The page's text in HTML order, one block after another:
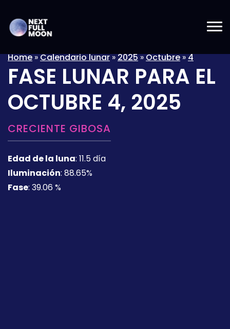
Home»Calendario lunar»2025»Octubre»4
FASE LUNAR PARA EL
OCTUBRE 4, 2025
CRECIENTE GIBOSA
Edad de la luna: 11.5 día
Iluminación: 88.65%
Fase: 39.06 %